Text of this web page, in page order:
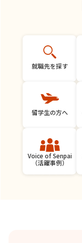
就職先を探す
留学生の方へ
Voice of Senpai
（活躍事例）